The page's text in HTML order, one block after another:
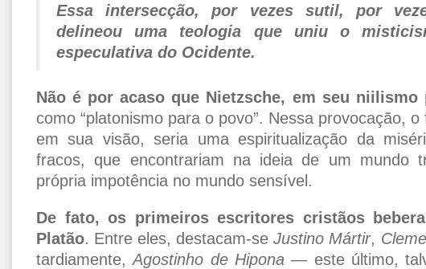
Essa intersecção, por vezes sutil, por
delineou uma teologia que uniu o
especulativa do Ocidente.
Não é por acaso que Nietzsche, em seu niilismo
como “platonismo para o povo”. Nessa provocação,
em sua visão, seria uma espiritualização da
fracos, que encontrariam na ideia de um mundo
própria impotência no mundo sensível.
De fato, os primeiros escritores cristãos
Platão. Entre eles, destacam-seJustino Mártir,
tardiamente,Agostinho de Hipona — este último,